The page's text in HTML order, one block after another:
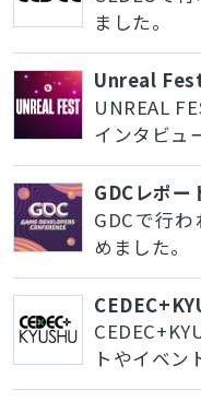
ました。
Unreal
UNREAL
インタビュ
GDCレポー
GDCで行
めました。
トやイベン